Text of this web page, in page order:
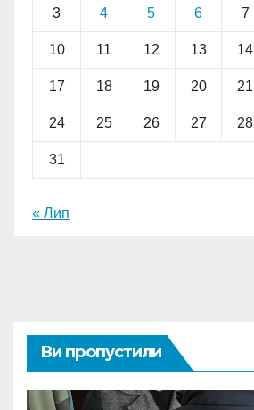
3 4 5 6 7
10 11 12 13 14
17 18 19 20 21
24 25 26 27 28
31
« Лип
Ви пропустили